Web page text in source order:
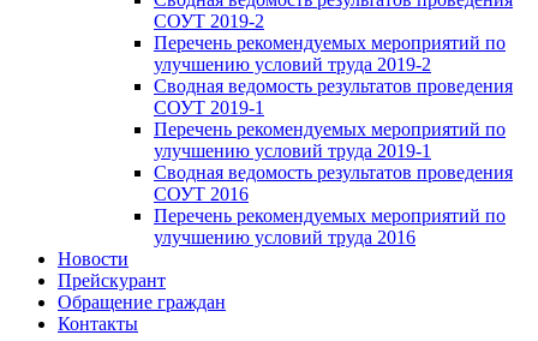
СОУТ 2019-2
Перечень рекомендуемых мероприятий по
улучшению условий труда 2019-2
Сводная ведомость результатов проведения
СОУТ 2019-1
Перечень рекомендуемых мероприятий по
улучшению условий труда 2019-1
Сводная ведомость результатов проведения
СОУТ 2016
Перечень рекомендуемых мероприятий по
улучшению условий труда 2016
Новости
Прейскурант
Обращение граждан
Контакты